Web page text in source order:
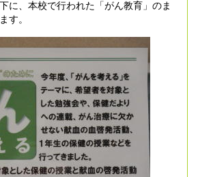
に、本校で行われた「がん教育」のま
す。